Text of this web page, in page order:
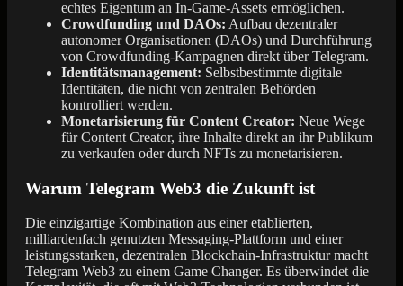
echtes Eigentum an In-Game-Assets ermöglichen.
Crowdfunding und DAOs: Aufbau dezentraler
autonomer Organisationen (DAOs) und Durchführung
von Crowdfunding-Kampagnen direkt über Telegram.
Identitätsmanagement: Selbstbestimmte digitale
Identitäten, die nicht von zentralen Behörden
kontrolliert werden.
Monetarisierung für Content Creator: Neue Wege
für Content Creator, ihre Inhalte direkt an ihr Publikum
zu verkaufen oder durch NFTs zu monetarisieren.
Warum Telegram Web3 die Zukunft ist
Die einzigartige Kombination aus einer etablierten,
milliardenfach genutzten Messaging-Plattform und einer
leistungsstarken, dezentralen Blockchain-Infrastruktur macht
Telegram Web3 zu einem Game Changer. Es überwindet die